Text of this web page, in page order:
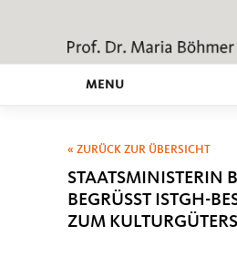
MENU
« ZURÜCK ZUR ÜBERSICHT
STAATSMINISTERIN
BEGRÜSST ISTGH-
UM